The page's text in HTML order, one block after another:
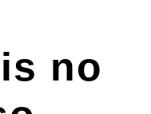
no